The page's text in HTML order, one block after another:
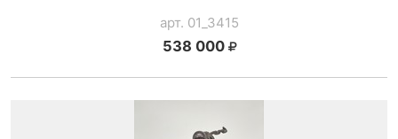
арт. 01_3415
538 000